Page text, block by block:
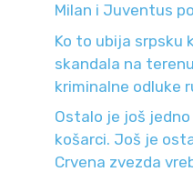
Milan i Juventus
Ko to ubija srpsku
skandala na
kriminalne odluke
Ostalo je još jedno
košarci. Još je
Crvena zvezda